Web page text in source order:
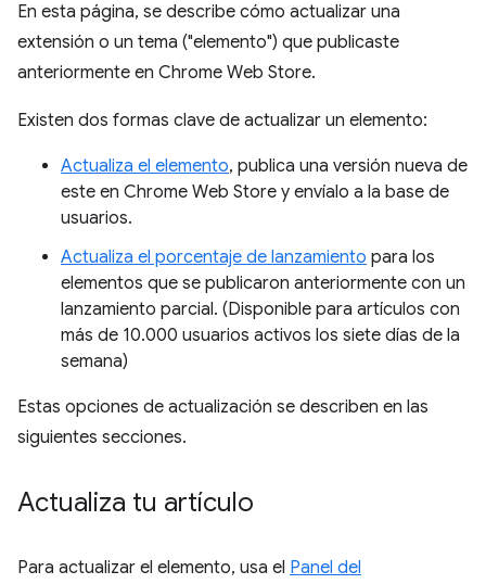
En esta página, se describe cómo actualizar una
extensión o un tema ("elemento") que publicaste
anteriormente en Chrome Web Store.
Existen dos formas clave de actualizar un elemento:
Actualiza el elemento, publica una versión nueva de
este en Chrome Web Store y envíalo a la base de
usuarios.
Actualiza el porcentaje de lanzamiento para los
elementos que se publicaron anteriormente con un
lanzamiento parcial. (Disponible para artículos con
más de 10.000 usuarios activos los siete días de la
semana)
Estas opciones de actualización se describen en las
siguientes secciones.
Actualiza tu artículo
Para actualizar el elemento, usa el Panel del